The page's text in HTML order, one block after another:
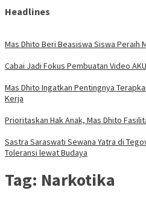
Headlines
Mas Dhito Beri Beasiswa Siswa Peraih
Cabai Jadi Fokus Pembuatan Video
Mas Dhito Ingatkan Pentingnya
Kerja
Prioritaskan Hak Anak, Mas Dhito
Sastra Saraswati Sewana Yatra di
Toleransi lewat Budaya
Tag: Narkotika